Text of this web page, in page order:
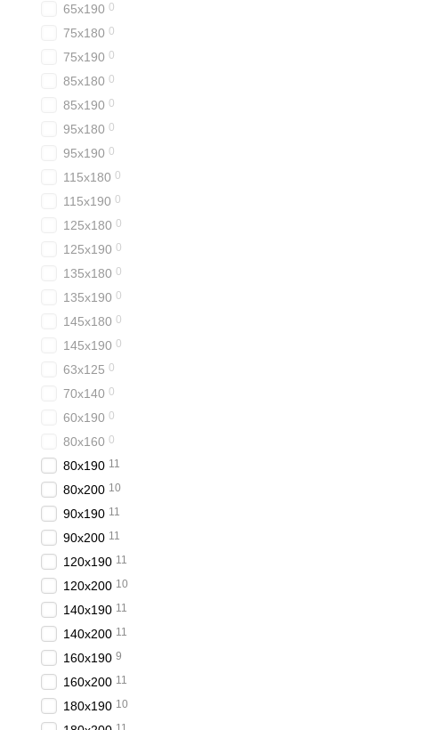
65x190 0
75x180 0
75x190 0
85x180 0
85x190 0
95x180 0
95x190 0
115x180 0
115x190 0
125x180 0
125x190 0
135x180 0
135x190 0
145x180 0
145x190 0
63x125 0
70x140 0
60x190 0
80x160 0
80x190 11
80x200 10
90x190 11
90x200 11
120x190 11
120x200 10
140x190 11
140x200 11
160x190 9
160x200 11
180x190 10